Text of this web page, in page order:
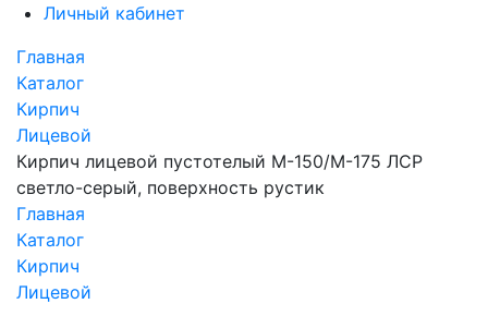
Личный кабинет
Главная
Каталог
Кирпич
Лицевой
Кирпич лицевой пустотелый М-150/М-175 ЛСР
светло-серый, поверхность рустик
Главная
Каталог
Кирпич
Лицевой